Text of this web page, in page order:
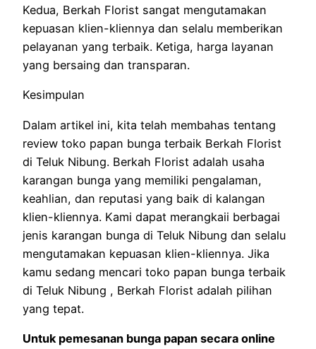
Kedua, Berkah Florist sangat mengutamakan
kepuasan klien-kliennya dan selalu memberikan
pelayanan yang terbaik. Ketiga, harga layanan
yang bersaing dan transparan.
Kesimpulan
Dalam artikel ini, kita telah membahas tentang
review toko papan bunga terbaik Berkah Florist
di Teluk Nibung. Berkah Florist adalah usaha
karangan bunga yang memiliki pengalaman,
keahlian, dan reputasi yang baik di kalangan
klien-kliennya. Kami dapat merangkaii berbagai
jenis karangan bunga di Teluk Nibung dan selalu
mengutamakan kepuasan klien-kliennya. Jika
kamu sedang mencari toko papan bunga terbaik
di Teluk Nibung , Berkah Florist adalah pilihan
yang tepat.
Untuk pemesanan bunga papan secara online